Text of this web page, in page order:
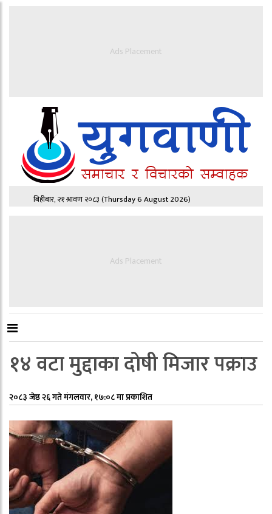
Ads Placement
बिहीबार, २१ श्रावण २०८३(Thursday 6 August 2026)
Ads Placement
१४ वटा मुद्दाका दोषी मिजार पक्राउ
२०८३ जेष्ठ २६ गते मंगलवार, १७:०८ मा प्रकाशित